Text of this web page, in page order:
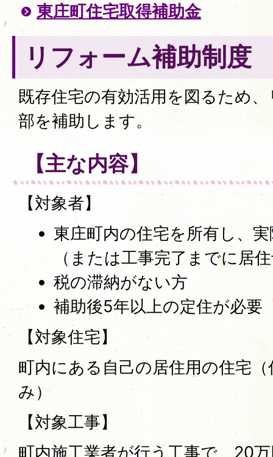
東庄町住宅取得補助金
リフォーム補助制度
既存住宅の有効活用を図るため
部を補助します。
【主な内容】
【対象者】
東庄町内の住宅を所有し、
（または工事完了までに居
税の滞納がない方
補助後5年以上の定住が必
【対象住宅】
町内にある自己の居住用の住宅
み）
【対象工事】
町内施工業者が行う工事で、20